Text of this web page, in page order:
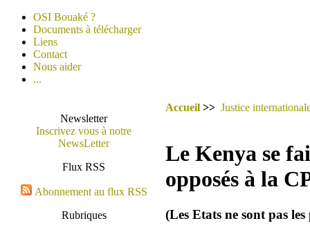
OSI Bouaké ?
Documents à télécharger
Liens
Contact
Nous aider
...
Newsletter
Inscrivez vous à notre
NewsLetter
Flux RSS
Abonnement au flux RSS
Rubriques
Accueil >> Justice
Le Kenya se
opposés à la
(Les Etats ne sont pas les